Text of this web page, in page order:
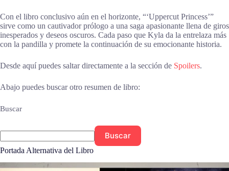
Con el libro conclusivo aún en el horizonte, “‘Uppercut Princess’”
sirve como un cautivador prólogo a una saga apasionante llena de giros
inesperados y deseos oscuros. Cada paso que Kyla da la entrelaza más
con la pandilla y promete la continuación de su emocionante historia.
Desde aquí puedes saltar directamente a la sección de Spoilers.
Abajo puedes buscar otro resumen de libro:
Buscar
Buscar
Portada Alternativa del Libro